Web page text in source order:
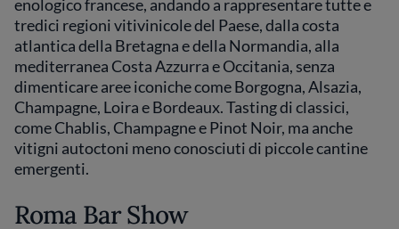
enologico francese, andando a rappresentare tutte e
tredici regioni vitivinicole del Paese, dalla costa
atlantica della Bretagna e della Normandia, alla
mediterranea Costa Azzurra e Occitania, senza
dimenticare aree iconiche come Borgogna, Alsazia,
Champagne, Loira e Bordeaux. Tasting di classici,
come Chablis, Champagne e Pinot Noir, ma anche
vitigni autoctoni meno conosciuti di piccole cantine
emergenti.
Roma Bar Show